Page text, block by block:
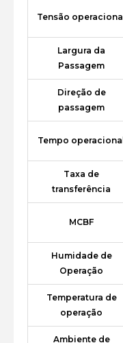
Tensão operacional
Largura da
Passagem
Direção de
passagem
Tempo operacional
Taxa de
transferência
MCBF
Humidade de
Operação
Temperatura de
operação
Ambiente de